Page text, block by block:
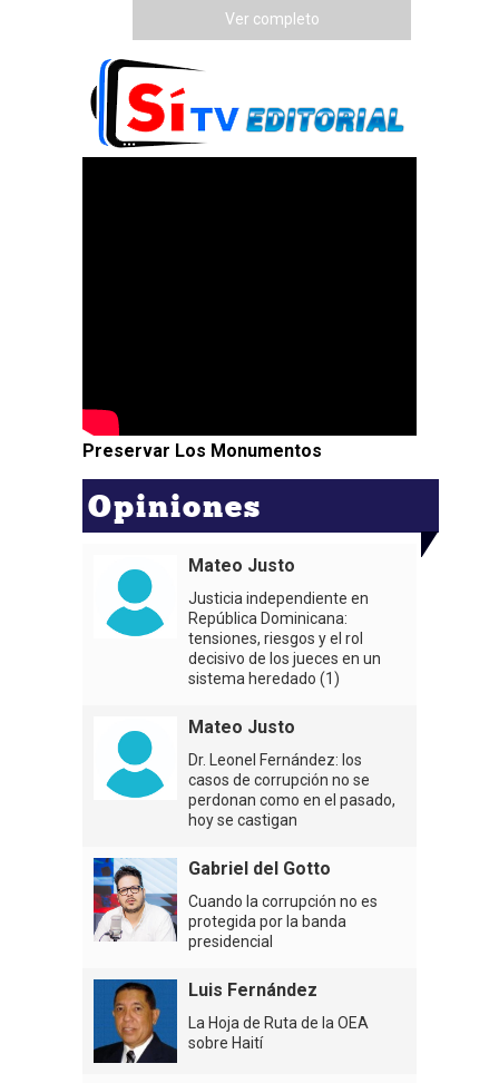
Ver completo
Preservar Los Monumentos
Opiniones
Mateo Justo
Justicia independiente en
República Dominicana:
tensiones, riesgos y el rol
decisivo de los jueces en un
sistema heredado (1)
Mateo Justo
Dr. Leonel Fernández: los
casos de corrupción no se
perdonan como en el pasado,
hoy se castigan
Gabriel del Gotto
Cuando la corrupción no es
protegida por la banda
presidencial
Luis Fernández
La Hoja de Ruta de la OEA
sobre Haití